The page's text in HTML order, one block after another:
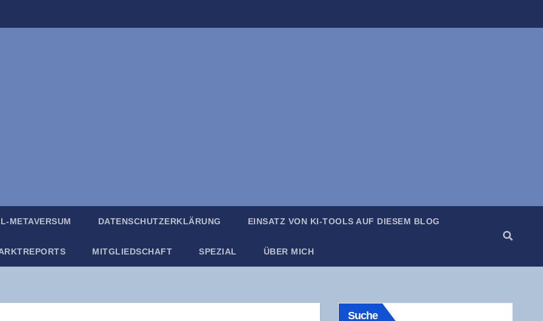
META­VER­SUM DATEN­SCHUTZ­ER­KLÄ­RUNG EIN­SATZ VON KI-TOOLS AUF DIE­SEM BLOG
MIT­GLIED­SCHAFT SPE­ZI­AL ÜBER MICH
Suche